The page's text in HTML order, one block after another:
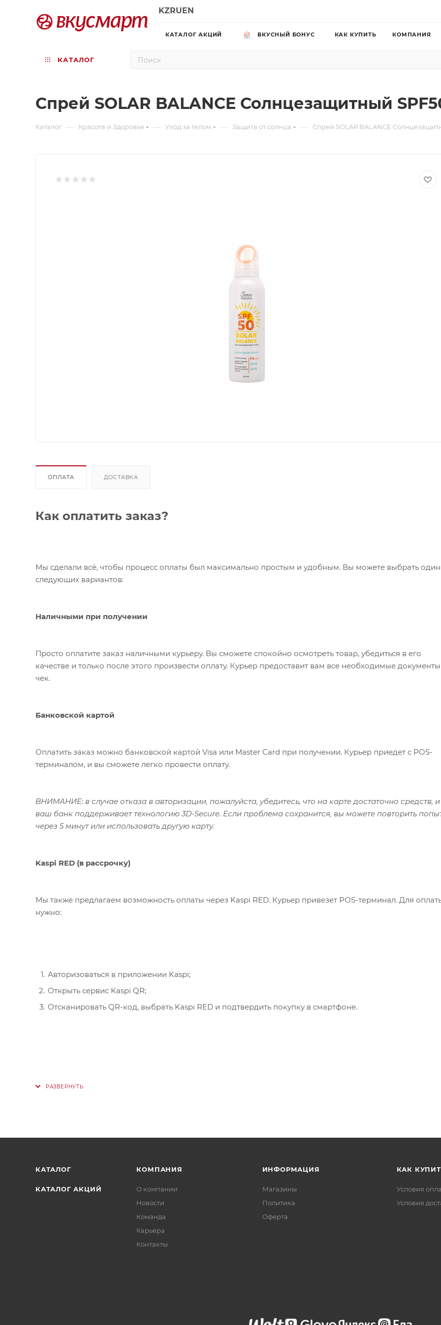
KZRUEN
КАТАЛОГ АКЦИЙ ВКУСНЫЙ БОНУС КАК КУПИТЬ КОМПАНИЯ
КАТАЛОГ
Спрей SOLAR BALANCE Солнцезащитный
Каталог — Красота и Здоровье — Уход за телом — Защита от солнца — Спрей SOLAR BALANCE
ОПЛАТА ДОСТАВКА
Как оплатить заказ?
Мы сделали всё, чтобы процесс оплаты был максимально простым и удобным. Вы можете выбрать
следующих вариантов:
Наличными при получении
Просто оплатите заказ наличными курьеру. Вы сможете спокойно осмотреть товар, убедиться в его
качестве и только после этого произвести оплату. Курьер предоставит вам все необходимые
чек.
Банковской картой
Оплатить заказ можно банковской картой Visa или Master Card при получении. Курьер приедет с POS-
терминалом, и вы сможете легко провести оплату.
ВНИМАНИЕ: в случае отказа в авторизации, пожалуйста, убедитесь, что на карте достаточно средств, и
ваш банк поддерживает технологию 3D-Secure. Если проблема сохранится, вы можете повторить
через 5 минут или использовать другую карту.
Kaspi RED (в рассрочку)
Мы также предлагаем возможность оплаты через Kaspi RED. Курьер привезет POS-терминал. Для
нужно:
Авторизоваться в приложении Kaspi;
Открыть сервис Kaspi QR;
Отсканировать QR-код, выбрать Kaspi RED и подтвердить покупку в смартфоне.
КАТАЛОГ
КАТАЛОГ АКЦИЙ
КОМПАНИЯ
О компании
Новости
Команда
Карьера
Контакты
ИНФОРМАЦИЯ
Магазины
Политика
Офертa
КАК
Условия
Условия